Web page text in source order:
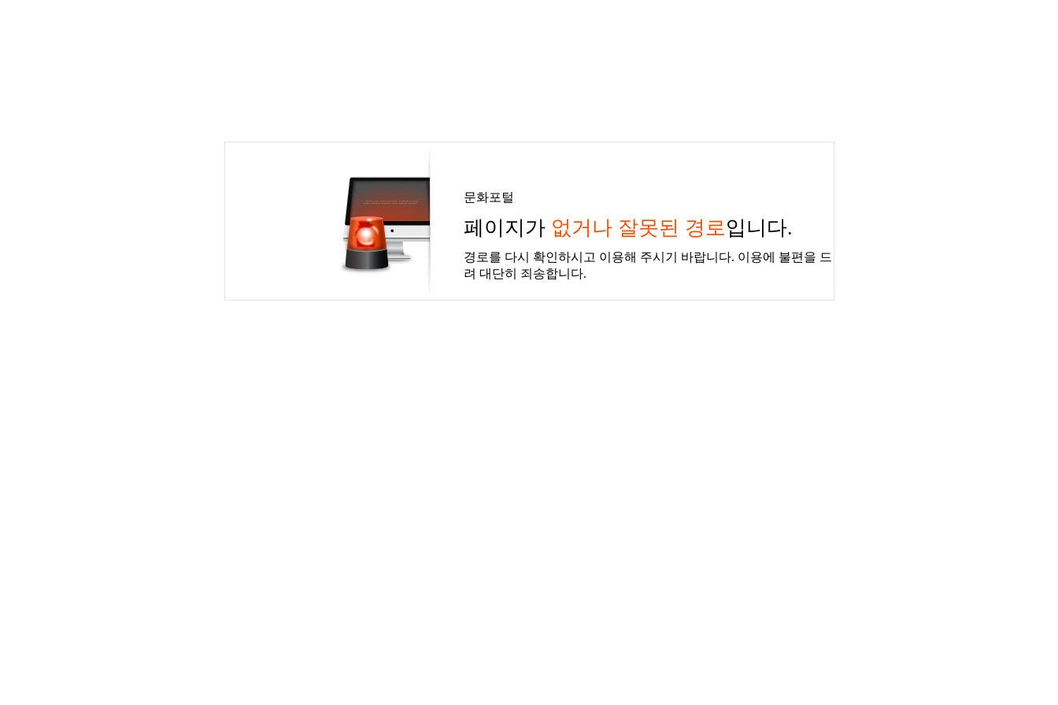
문화포털
페이지가 없거나 잘못된 경로입니다.
경로를 다시 확인하시고 이용해 주시기 바랍니다. 이용에 불편을 드
려 대단히 죄송합니다.